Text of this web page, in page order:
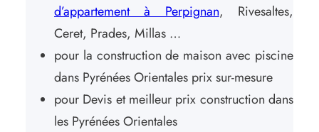
d’appartement à Perpignan, Rivesaltes,
Ceret, Prades, Millas …
pour la construction de maison avec piscine
dans Pyrénées Orientales prix sur-mesure
pour Devis et meilleur prix construction dans
les Pyrénées Orientales